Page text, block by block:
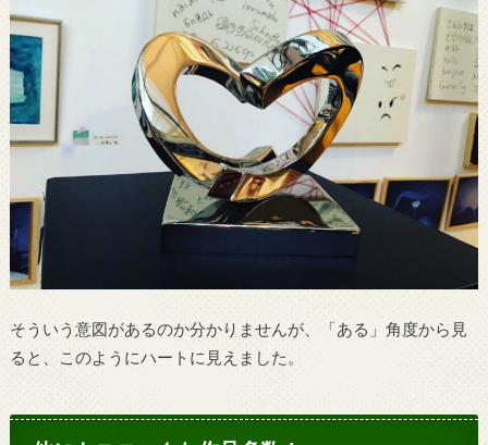
そういう意図があるのか分かりませんが、「ある」角度から見
ると、このようにハートに見えました。